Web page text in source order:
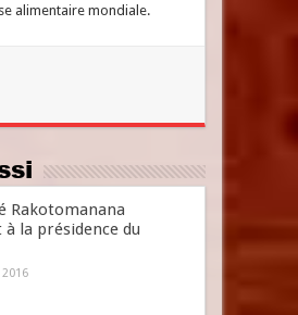
alimentaire mondiale.
Rakotomanana
la présidence du